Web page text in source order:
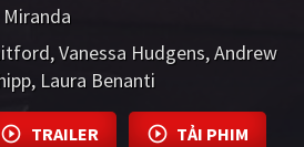
Vanessa Hudgens Andrew
Laura Benanti
TRAILER TẢI PHIM